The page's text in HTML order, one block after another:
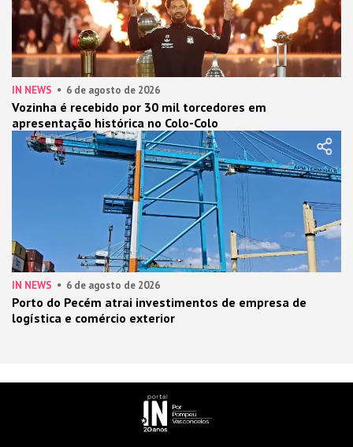
IN NEWS 6 de agosto de 2026
Vozinha é recebido por 30 mil torcedores em
apresentação histórica no Colo-Colo
IN NEWS 6 de agosto de 2026
Porto do Pecém atrai investimentos de empresa de
logística e comércio exterior